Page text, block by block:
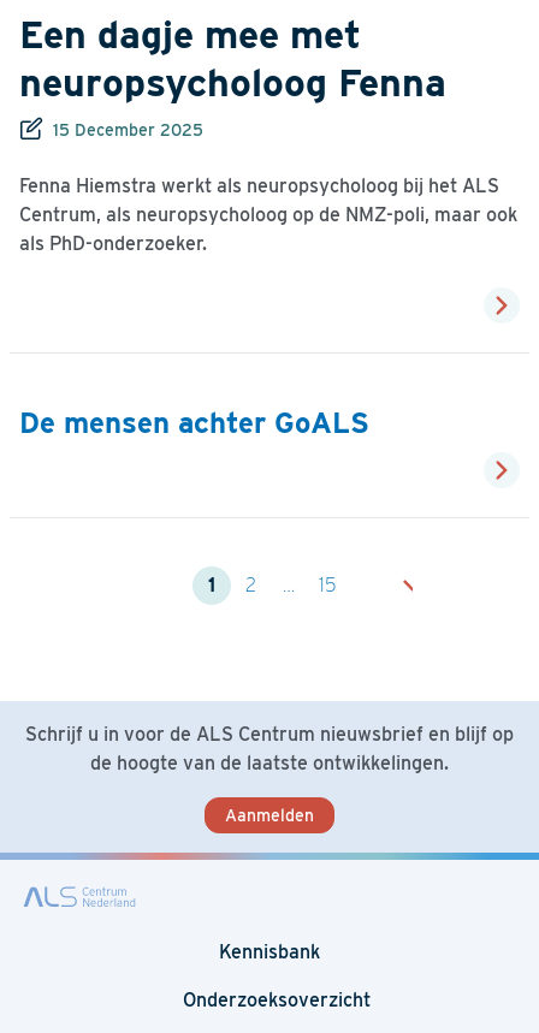
Een dagje mee met
neuropsycholoog Fenna
15 December 2025
Fenna Hiemstra werkt als neuropsycholoog bij het ALS
Centrum, als neuropsycholoog op de NMZ-poli, maar ook
als PhD-onderzoeker.
De mensen achter GoALS
1 2 … 15
Schrijf u in voor de ALS Centrum nieuwsbrief en blijf op
de hoogte van de laatste ontwikkelingen.
Aanmelden
Kennisbank
Onderzoeksoverzicht